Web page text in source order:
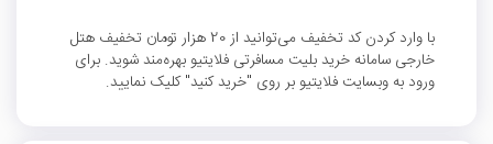
با وارد کردن کد تخفیف می‌توانید از 20 هزار تومان تخفیف هتل
خارجی سامانه خرید بلیت مسافرتی فلایتیو بهره‌مند شوید. برای
ورود به وبسایت فلایتیو بر روی "خرید کنید" کلیک نمایید.